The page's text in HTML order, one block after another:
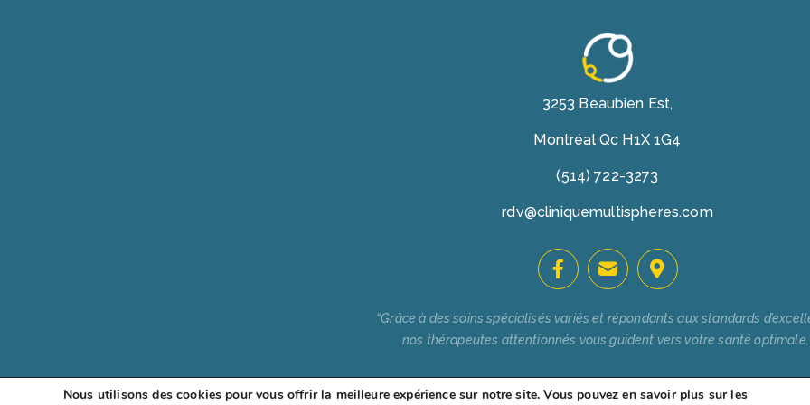
3253 Beaubien Est,
Montréal Qc H1X 1G4
(514) 722-3273
rdv@cliniquemultispheres.com
“Grâce à des soins spécialisés variés et répondants aux standards
nos thérapeutes attentionnés vous guident vers votre santé
Nous utilisons des cookies pour vous offrir la meilleure expérience sur notre site. Vous pouvez en savoir plus sur les